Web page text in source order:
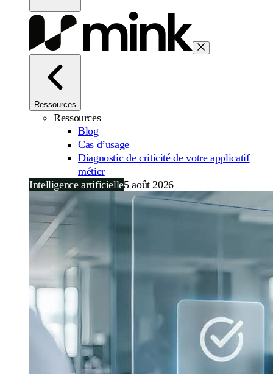
Ressources
Ressources
Blog
Cas d’usage
Diagnostic de criticité de votre applicatif
métier
Intelligence artificielle5 août 2026